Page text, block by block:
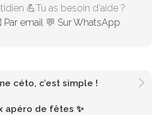
💪Tu as besoin d'aide ?
Par email 💬 Sur WhatsApp
céto, c’est simple !
apéro de fêtes ✨